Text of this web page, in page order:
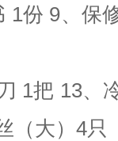
1份 9、保
1把 13、
（大）4只